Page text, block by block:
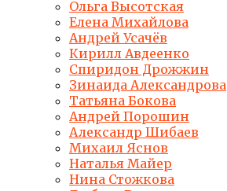
Ольга Высотская
Елена Михайлова
Андрей Усачёв
Кирилл Авдеенко
Спиридон Дрожжин
Зинаида Александрова
Татьяна Бокова
Андрей Порошин
Александр Шибаев
Михаил Яснов
Наталья Майер
Нина Стожкова